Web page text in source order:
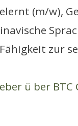
(m/w),
zur
ü ber BTC